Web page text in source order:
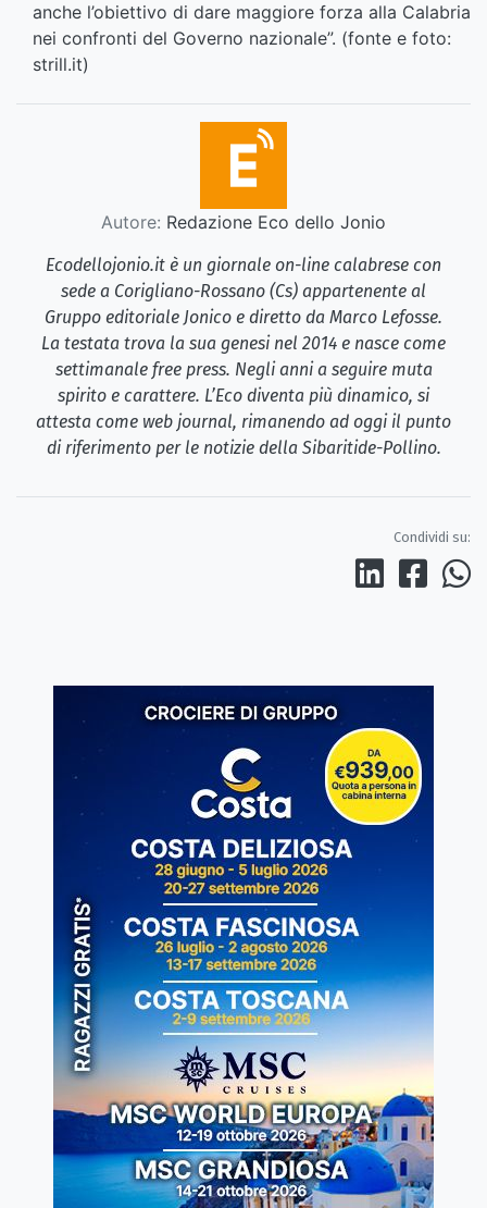
anche l’obiettivo di dare maggiore forza alla Calabria
nei confronti del Governo nazionale”. (fonte e foto:
strill.it)
Autore: Redazione Eco dello Jonio
Ecodellojonio.it è un giornale on-line calabrese con
sede a Corigliano-Rossano (Cs) appartenente al
Gruppo editoriale Jonico e diretto da Marco Lefosse.
La testata trova la sua genesi nel 2014 e nasce come
settimanale free press. Negli anni a seguire muta
spirito e carattere. L’Eco diventa più dinamico, si
attesta come web journal, rimanendo ad oggi il punto
di riferimento per le notizie della Sibaritide-Pollino.
Condividi su: